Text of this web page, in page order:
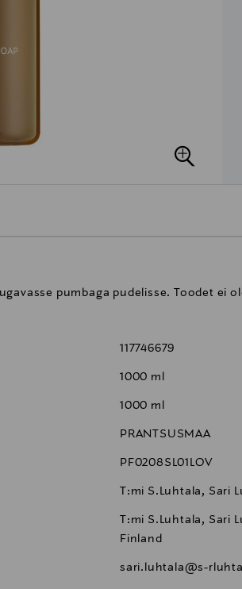
pumbaga pudelisse. Toodet ei
117746679
1000 ml
1000 ml
PRANTSUSMAA
PF0208SL01LOV
T:mi S.Luhtala, Sari
T:mi S.Luhtala, Sari
Finland
sari.luhtala@s-